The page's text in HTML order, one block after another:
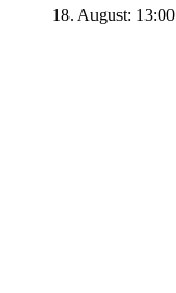
18. August: 13:00